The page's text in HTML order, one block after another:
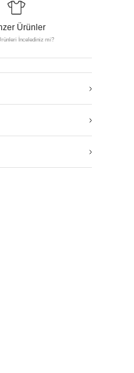
Ürünler
İncelediniz mi?